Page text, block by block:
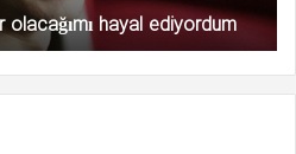
olacağımı hayal ediyordum